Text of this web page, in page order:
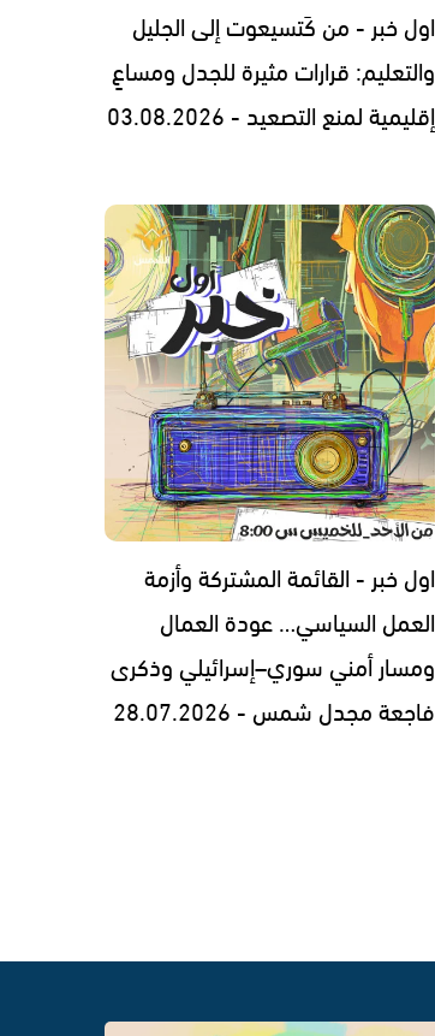
اول خبر - من كَتسيعوت إلى الجليل
والتعليم: قرارات مثيرة للجدل ومساعٍ
إقليمية لمنع التصعيد - 03.08.2026
اول خبر - القائمة المشتركة وأزمة
العمل السياسي… عودة العمال
ومسار أمني سوري–إسرائيلي وذكرى
فاجعة مجدل شمس - 28.07.2026